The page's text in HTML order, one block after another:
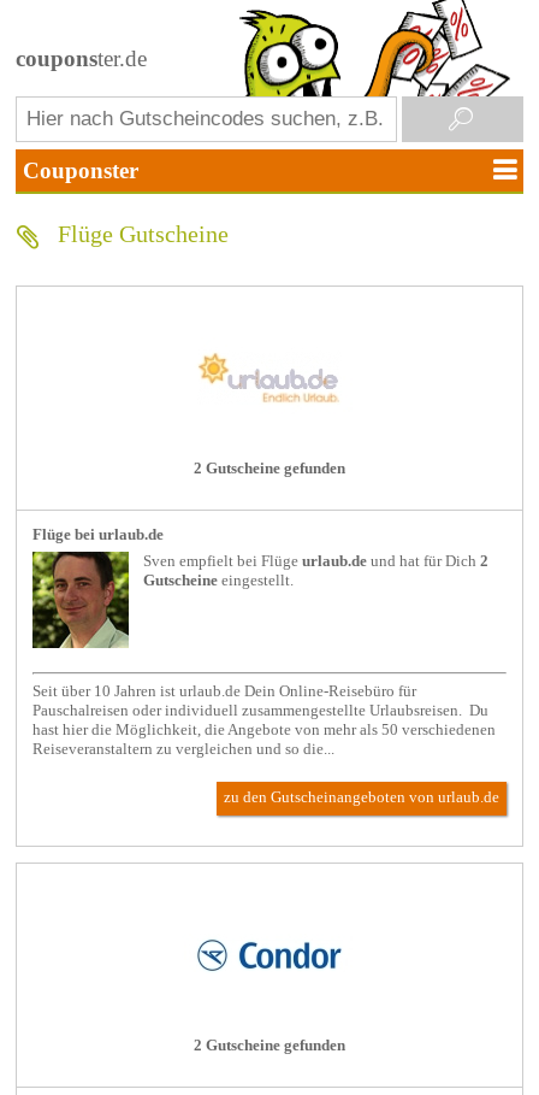
couponster.de
Flüge Gutscheine
2 Gutscheine gefunden
Flüge bei urlaub.de
Sven empfielt beiFlüge urlaub.de und hat für Dich2
Gutscheine eingestellt.
Seit über 10 Jahren ist urlaub.de Dein Online-Reisebüro für
Pauschalreisen oder individuell zusammengestellte Urlaubsreisen. Du
hast hier die Möglichkeit, die Angebote von mehr als 50 verschiedenen
Reiseveranstaltern zu vergleichen und so die...
zu den Gutscheinangeboten von urlaub.de
2 Gutscheine gefunden